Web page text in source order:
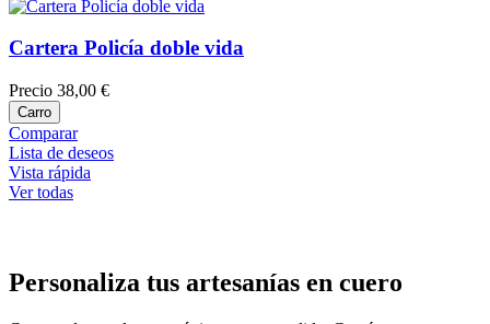
Cartera Policía doble vida
Precio 38,00 €
Carro
Comparar
Lista de deseos
Vista rápida
Ver todas
Personaliza tus artesanías en cuero